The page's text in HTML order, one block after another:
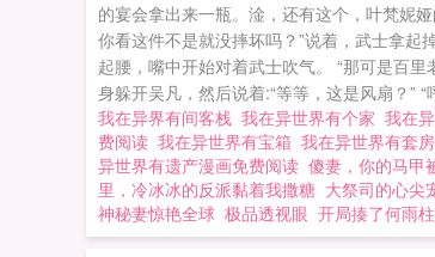
的宴会拿出来一瓶。淦，还有这个，叶梵妮
你看这件不是就没摔坏吗？”说着，武士拿起
起腰，嘴中开始对着武士吹气。 “那可是百
身躲开吴凡，然后说着:“等等，这是风扇？”
我在异界有间客栈 我在异世界有个家 我在
费阅读 我在异世界有宝箱 我在异世界有套
异世界有遗产漫画免费阅读 傻妻，你的马甲
里，冷冰冰的反派黏着我撒糖 大祭司的心尖
神秘妻惊艳全球 极品透视眼 开局揍了何雨